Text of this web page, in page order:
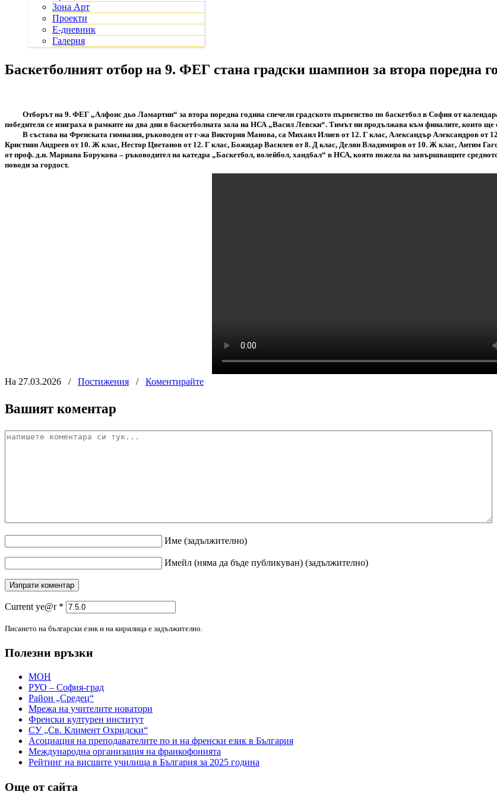
Зона Арт
Проекти
Е-дневник
Галерия
Баскетболният отбор на 9. ФЕГ стана градски шампион за втора поредна
Отборът на 9. ФЕГ „Алфонс дьо Ламартин“ за втора поредна година спечели градското първенство по баскетбол в София от
победителя се изиграха в рамките на два дни в баскетболната зала на НСА „Васил Левски“. Тимът ни продължава към финалите, които ще
В състава на Френската гимназия, ръководен от г-жа Виктория Манова, са Михаил Илиев от 12. Г клас, Александър Александров от
Кристиян Андреев от 10. Ж клас, Нестор Цветанов от 12. Г клас, Божидар Василев от 8. Д клас, Делян Владимиров от 10. Ж клас, Антим
от проф. д.н. Мариана Борукова – ръководител на катедра „Баскетбол, волейбол, хандбал“ в НСА, която пожела на завършващите
поводи за гордост.
На 27.03.2026 / Постижения / Коментирайте
Вашият коментар
Име (задължително)
Имейл (няма да бъде публикуван) (задължително)
Current ye@r *
Писането на български език и на кирилица е задължително.
Полезни връзки
МОН
РУО – София-град
Район „Средец“
Мрежа на учителите новатори
Френски културен институт
СУ „Св. Климент Охридски“
Асоциация на преподавателите по и на френски език в България
Международна организация на франкофонията
Рейтинг на висшите училища в България за 2025 година
Още от сайта